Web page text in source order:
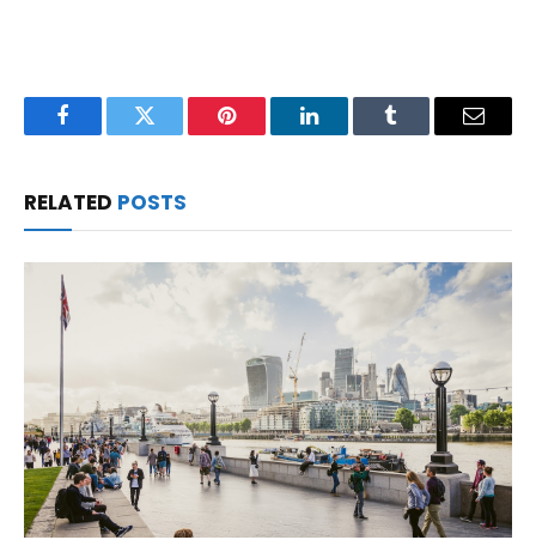
FacebookTwitter Pinterest LinkedInTumblr Email
RELATED POSTS